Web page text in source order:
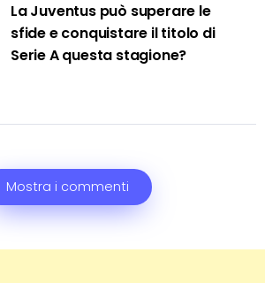
La Juventus può superare le
sfide e conquistare il titolo di
Serie A questa stagione?
Mostra i commenti